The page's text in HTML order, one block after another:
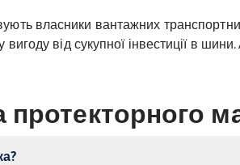
власники вантажних
від сукупної інвестиції в
протекторного